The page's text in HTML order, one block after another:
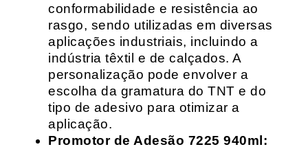
conformabilidade e resistência ao
rasgo, sendo utilizadas em diversas
aplicações industriais, incluindo a
indústria têxtil e de calçados. A
personalização pode envolver a
escolha da gramatura do TNT e do
tipo de adesivo para otimizar a
aplicação.
Promotor de Adesão 7225 940ml: